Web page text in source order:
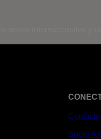
Contacto
Sobre